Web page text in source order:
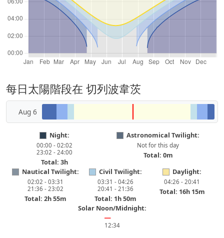
每日太陽階段在 切列波韋茨
Aug 6
Night:
00:00 - 02:02
23:02 - 24:00
Total: 3h
Astronomical Twilight:
Not for this day
Total: 0m
Nautical Twilight:
02:02 - 03:31
21:36 - 23:02
Total: 2h 55m
Civil Twilight:
03:31 - 04:26
20:41 - 21:36
Total: 1h 50m
Daylight:
04:26 - 20:41
Total: 16h 15m
Solar Noon/Midnight:
━
12:34